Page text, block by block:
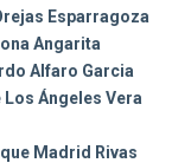
Esparragoza
Angarita
Alfaro Garcia
Los Ángeles Vera
Madrid Rivas